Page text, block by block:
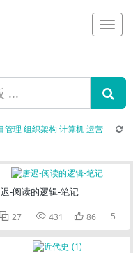
管理 组织架构 计算机运营
-阅读的逻辑-笔记
 27  431  86 5